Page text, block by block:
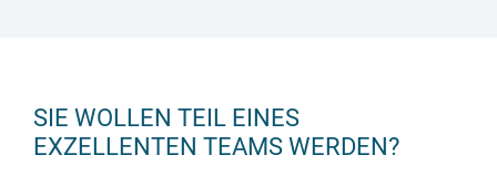
SIE WOLLEN TEIL EINES
EXZELLENTEN TEAMS WERDEN?